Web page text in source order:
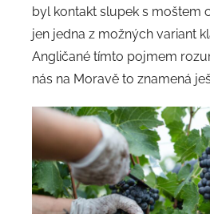
byl kontakt slupek s moštem
jen jedna z možných variant
Angličané tímto pojmem
nás na Moravě to znamená